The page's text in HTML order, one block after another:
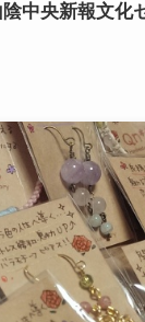
中央新報文化